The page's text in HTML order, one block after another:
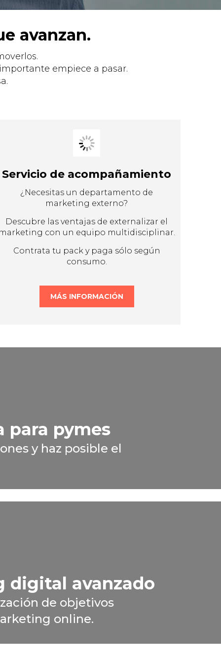
avanzan.
empiece a pasar.
Servicio de acompañamiento
¿Necesitas un departamento de
marketing externo?
Descubre las ventajas de externalizar el
con un equipo multidisciplinar.
Contrata tu pack y paga sólo según
consumo.
MÁS INFORMACIÓN
para pymes
y haz posible el
digital avanzado
de objetivos
online.